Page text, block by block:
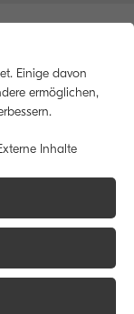
Einige davon
ermöglichen,
Inhalte